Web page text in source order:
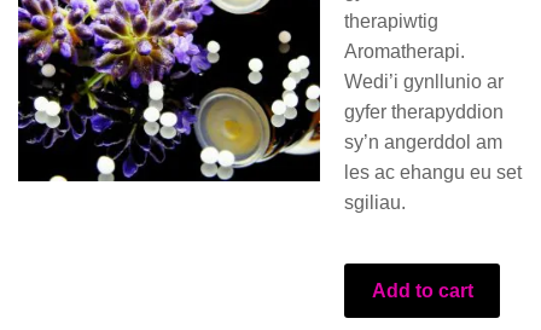
therapiwtig
Aromatherapi.
Wedi’i gynllunio ar
gyfer therapyddion
sy’n angerddol am
les ac ehangu eu set
sgiliau.
Add to cart